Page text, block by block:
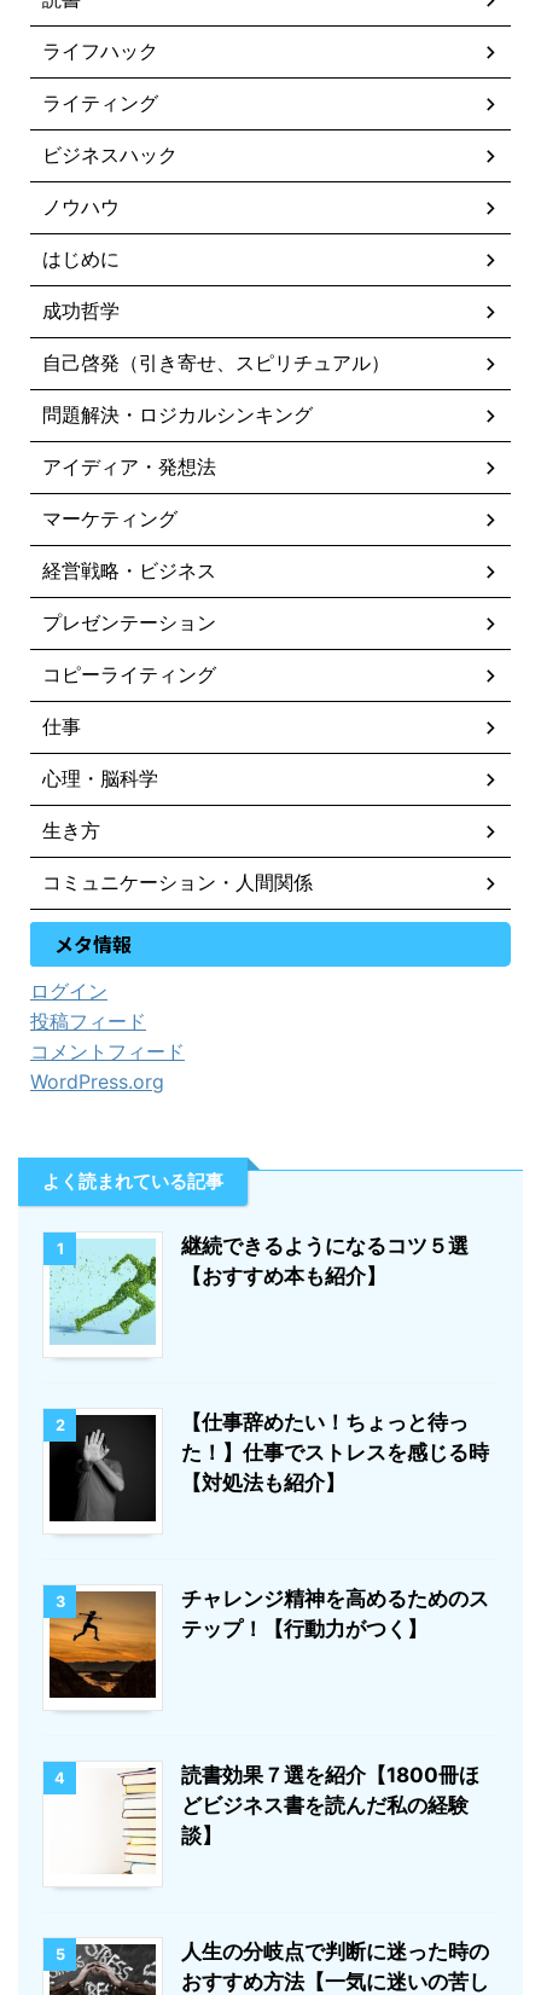
ライフハック
ライティング
ビジネスハック
ノウハウ
はじめに
成功哲学
自己啓発（引き寄せ、スピリチュアル）
問題解決・ロジカルシンキング
アイディア・発想法
マーケティング
経営戦略・ビジネス
プレゼンテーション
コピーライティング
仕事
心理・脳科学
生き方
コミュニケーション・人間関係
メタ情報
ログイン
投稿フィード
コメントフィード
WordPress.org
よく読まれている記事
1
継続できるようになるコツ５選
【おすすめ本も紹介】
2
【仕事辞めたい！ちょっと待っ
た！】仕事でストレスを感じる時
【対処法も紹介】
3
チャレンジ精神を高めるためのス
テップ！【行動力がつく】
4
読書効果７選を紹介【1800冊ほ
どビジネス書を読んだ私の経験
談】
5
人生の分岐点で判断に迷った時の
おすすめ方法【一気に迷いの苦し